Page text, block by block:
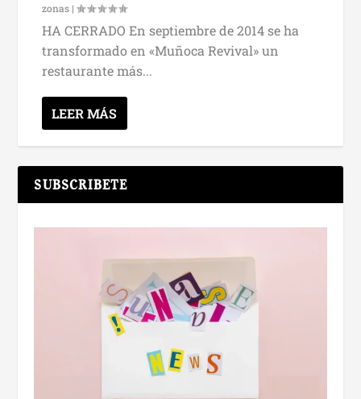
zonas |
HA CERRADO En septiembre de 2014 se ha
transformado en «Muñoca Revival» un
restaurante más...
LEER MÁS
SUBSCRIBETE